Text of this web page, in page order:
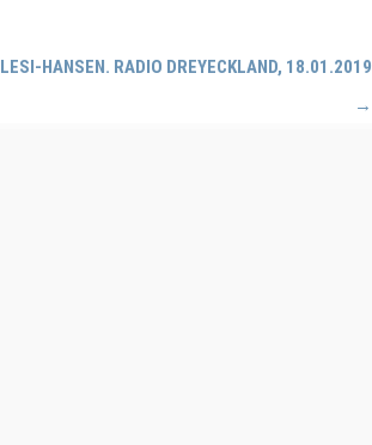
HANSEN. RADIO DREYECKLAND, 18.01.2019
→